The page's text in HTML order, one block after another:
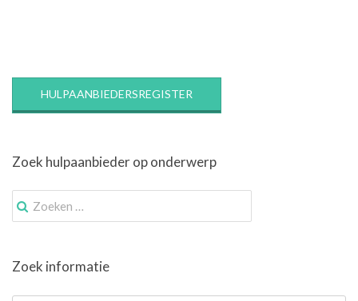
HULPAANBIEDERSREGISTER
Zoek hulpaanbieder op onderwerp
Zoek
naar:
Zoek informatie